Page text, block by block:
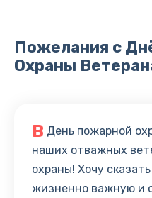
Пожелания с
Охраны
В День пожарной
наших отважных
охраны! Хочу
жизненно важную и